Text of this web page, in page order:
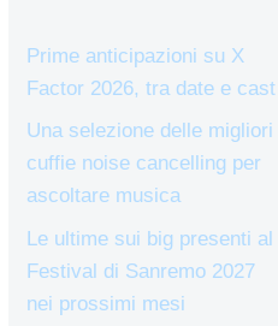
Prime anticipazioni su X
Factor 2026, tra date e cast
Una selezione delle migliori
cuffie noise cancelling per
ascoltare musica
Le ultime sui big presenti al
Festival di Sanremo 2027
nei prossimi mesi